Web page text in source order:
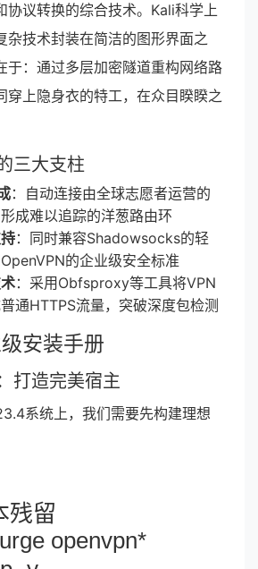
协议转换的综合技术。Kali科学上
杂技术封装在简洁的图形界面之
于：通过多层加密隧道重构网络路
穿上隐身衣的特工，在众目睽睽之
三大支柱
：自动连接由全球志愿者运营的
成难以追踪的洋葱路由环
：同时兼容Shadowsocks的轻
的企业级安全标准
：采用Obfsproxy等工具将VPN
通HTTPS流量，突破深度包检测
安装手册
打造完美宿主
系统上，我们需要先构建理想
残留
openvpn*